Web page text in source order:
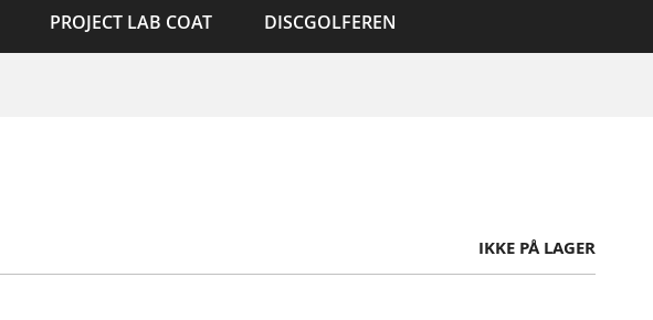
PROJECT LAB COAT DISCGOLFEREN
IKKE PÅ LAGER